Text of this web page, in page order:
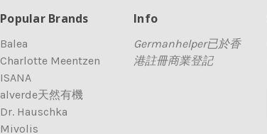
Popular Brands
Balea
Charlotte Meentzen
ISANA
alverde天然有機
Dr. Hauschka
Mivolis
Info
Germanhelper已於香
港註冊商業登記